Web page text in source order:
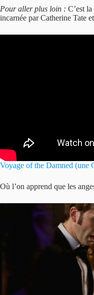
Pour aller plus loin : C’est
incarnée par Catherine Tate
Voyage of the Damned (une
Où l’on apprend que les